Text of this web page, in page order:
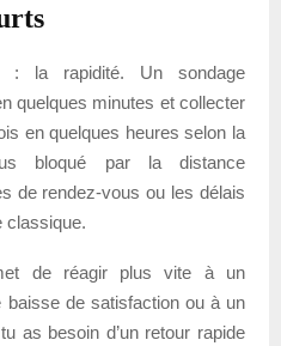
: la rapidité. Un sondage
quelques minutes et collecter
en quelques heures selon la
bloqué par la distance
de rendez-vous ou les délais
classique.
de réagir plus vite à un
baisse de satisfaction ou à un
as besoin d’un retour rapide